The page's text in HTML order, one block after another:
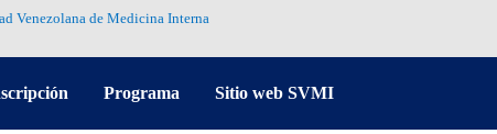
Venezolana de Medicina Interna
Programa Sitio web SVMI